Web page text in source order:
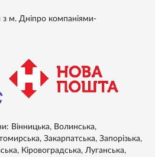
з м. Дніпро компаніями-
Вінницька, Волинська,
Закарпатська, Запорізька,
Кіровоградська, Луганська,